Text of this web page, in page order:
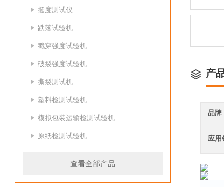
挺度测试仪
跌落试验机
戳穿强度试验机
破裂强度试验机
撕裂测试机
塑料检测试验机
模拟包装运输检测试验机
原纸检测试验机
查看全部产品
产
品牌
应用